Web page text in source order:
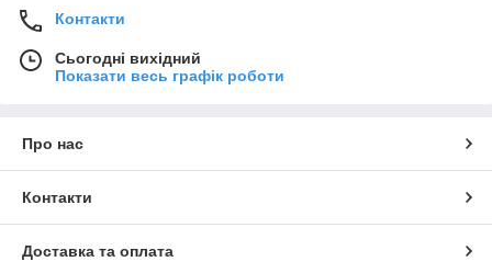
Контакти
Сьогодні вихідний
Показати весь графік роботи
Про нас
Контакти
Доставка та оплата